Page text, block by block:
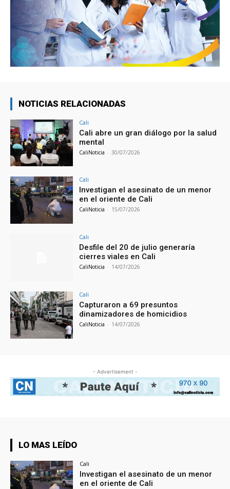
NOTICIAS RELACIONADAS
Cali
Cali abre un gran diálogo por la salud
mental
CaliNoticia - 30/07/2026
Cali
Investigan el asesinato de un menor
en el oriente de Cali
CaliNoticia - 15/07/2026
Cali
Desfile del 20 de julio generaría
cierres viales en Cali
CaliNoticia - 14/07/2026
Cali
Capturaron a 69 presuntos
dinamizadores de homicidios
CaliNoticia - 14/07/2026
- Advertisement -
LO MAS LEÍDO
Cali
Investigan el asesinato de un menor
en el oriente de Cali